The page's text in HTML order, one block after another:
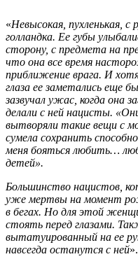
«Невысокая, пухленькая,
голландка. Ее губы
сторону, с предмета на
что она все время
приближение врага. И
глаза ее заметались еще
зазвучал ужас, когда она
делали с ней нацисты.
вытворяли такие вещи с
сумела сохранить
меня бояться любить…
детей».
Большинство нацистов,
уже мертвы на момент
в бегах. Но для этой
стоять перед глазами.
вытатуированный на ее
навсегда останутся с ней».